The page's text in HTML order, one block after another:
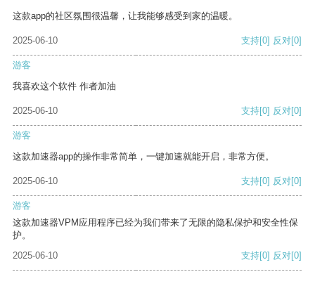
这款app的社区氛围很温馨，让我能够感受到家的温暖。
2025-06-10 支持[0] 反对[0]
游客
我喜欢这个软件 作者加油
2025-06-10 支持[0] 反对[0]
游客
这款加速器app的操作非常简单，一键加速就能开启，非常方便。
2025-06-10 支持[0] 反对[0]
游客
这款加速器VPM应用程序已经为我们带来了无限的隐私保护和安全性保
护。
2025-06-10
支持[0] 反对[0]